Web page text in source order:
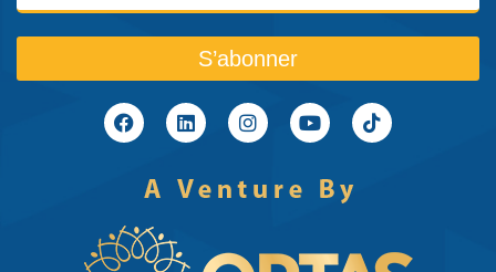
S’abonner